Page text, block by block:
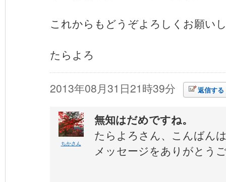
これからもどうぞよろしくお願い
たらよろ
2013年08月31日21時39分 返信する
ちかさん
無知はだめですね。
たらよろさん、こんばん
メッセージをありがとう